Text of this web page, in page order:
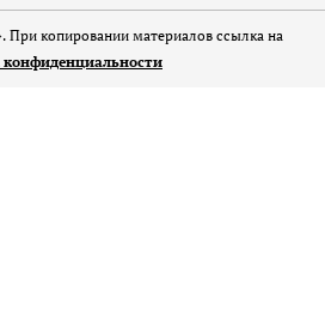
При копировании материалов ссылка на